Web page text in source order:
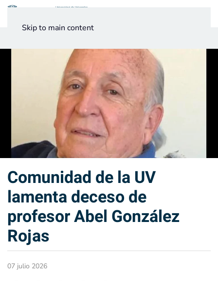
Skip to main content
Comunidad de la UV
lamenta deceso de
profesor Abel González
Rojas
07 julio 2026